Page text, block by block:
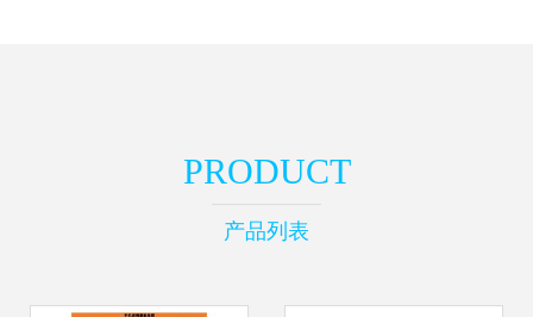
PRODUCT
产品列表